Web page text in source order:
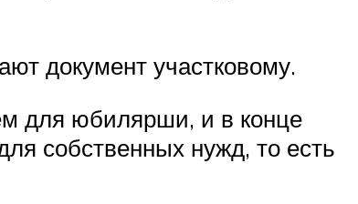
документ участковому.
для юбилярши, и в конце
собственных нужд, то есть